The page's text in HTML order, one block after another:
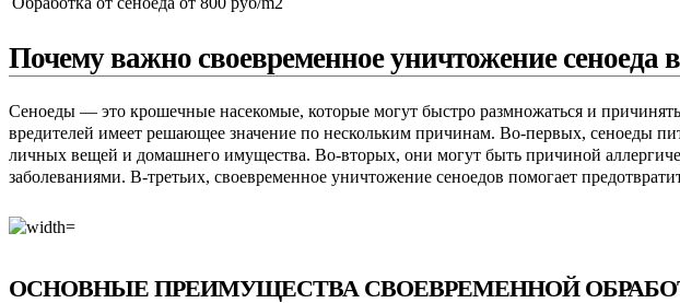
Почему важно своевременное уничтожение сеноеда
Сеноеды — это крошечные насекомые, которые могут быстро размножаться и
вредителей имеет решающее значение по нескольким причинам. Во-первых, сеноеды
личных вещей и домашнего имущества. Во-вторых, они могут быть причиной
заболеваниями. В-третьих, своевременное уничтожение сеноедов помогает
ОСНОВНЫЕ ПРЕИМУЩЕСТВА СВОЕВРЕМЕННОЙ